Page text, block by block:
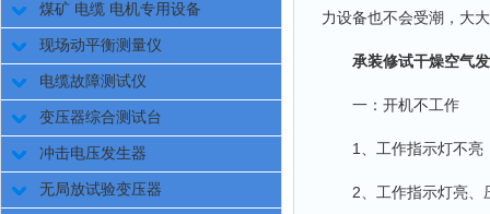
煤矿 电缆 电机专用设备
现场动平衡测量仪
电缆故障测试仪
变压器综合测试台
冲击电压发生器
无局放试验变压器
力设备也不会受潮，大
承装修试干燥空气
一：开机不工作
1、工作指示灯不亮，
2、工作指示灯亮、